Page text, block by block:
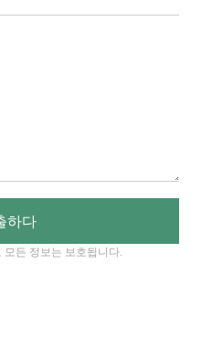
하다
든 정보는 보호됩니다.